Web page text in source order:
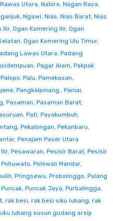
Utara, Nabire, Nagan Raya,
, Ngawi, Nias, Nias Barat, Nias
Ilir, Ogan Komering Ilir, Ogan
, Ogan Komering Ulu Timur,
Lawas Utara, Padang
, Pagar Alam, Pakpak
Palopo, Palu, Pamekasan,
, Pangkalpinang., Paniai,
, Pasaman, Pasaman Barat,
, Pati, Payakumbuh,
, Pekalongan, Pekanbaru,
, Penajam Paser Utara
, Pesawaran, Pesisir Barat, Pesisir
Pohuwato, Polewali Mandar,
, Pringsewu, Probolinggo, Pulang
Puncak, Puncak Jaya, Purbalingga,
, rak besi, rak besi siku lubang, rak
lubang susun gudang arsip